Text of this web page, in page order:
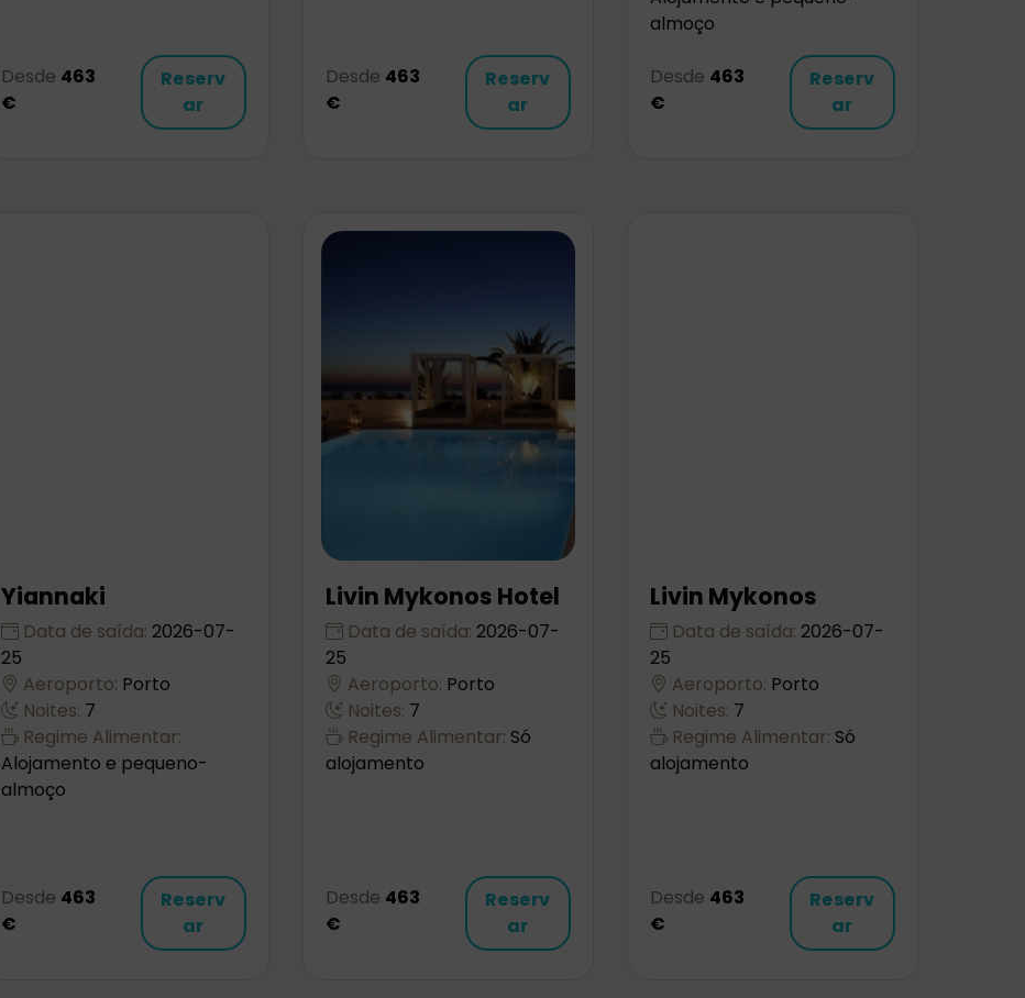
Desde 463
€
Reserv
ar
Desde 463
€
Reserv
ar
almoço
Desde 463
€
Reserv
ar
Yiannaki
Data de saída: 2026-07-
25
Aeroporto: Porto
Noites: 7
Regime Alimentar:
Alojamento e pequeno-
almoço
Desde 463
€
Reserv
ar
Livin Mykonos Hotel
Data de saída: 2026-07-
25
Aeroporto: Porto
Noites: 7
Regime Alimentar: Só
alojamento
Desde 463
€
Reserv
ar
Livin Mykonos
Data de saída: 2026-07-
25
Aeroporto: Porto
Noites: 7
Regime Alimentar: Só
alojamento
Desde 463
€
Reserv
ar